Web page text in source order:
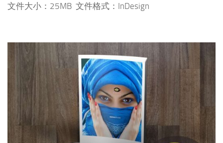
文件大小：25MB 文件格式：InDesign